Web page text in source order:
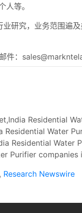
人等。
业研究，业务范围遍
：
Residential
Water
Residential Water
Purifier
, Research Newswire